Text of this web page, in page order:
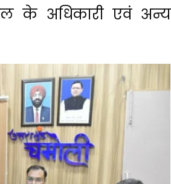
के अधिकारी एवं अन्य